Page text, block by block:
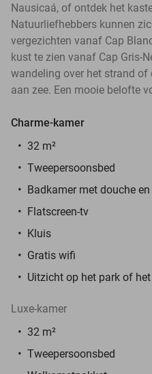
Nausicaá, of ontdek het
Natuurliefhebbers kunnen
vergezichten vanaf Cap
kust te zien vanaf Cap Gris-
wandeling over het strand
aan zee. Een mooie belofte
Charme-kamer
32 m²
Tweepersoonsbed
Badkamer met douche
Flatscreen-tv
Kluis
Gratis wifi
Uitzicht op het park of
Luxe-kamer
32 m²
Tweepersoonsbed